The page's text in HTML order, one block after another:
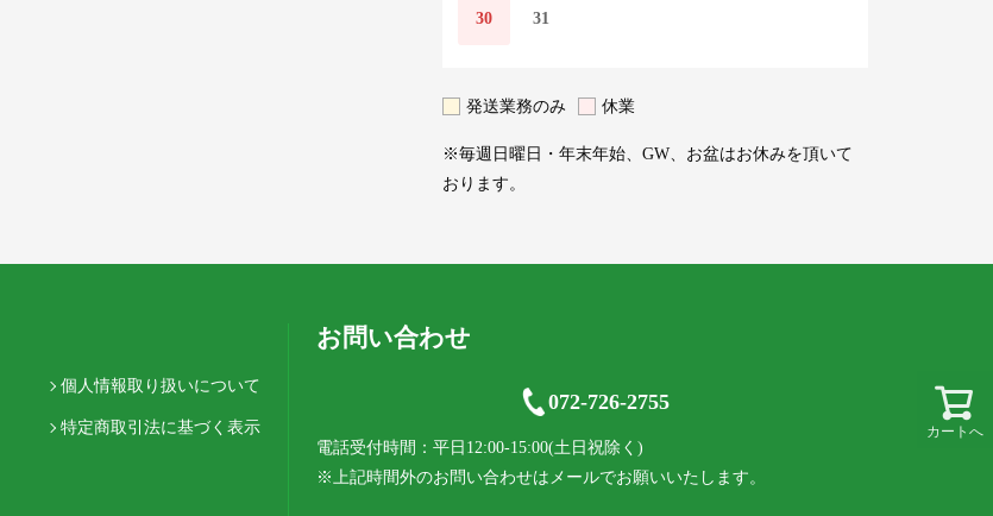
カートへ
30 31
発送業務のみ 休業
※毎週日曜日・年末年始、GW、お盆はお休みを頂いて
おります。
個人情報取り扱いについて
特定商取引法に基づく表示
お問い合わせ
072-726-2755
電話受付時間：平日12:00-15:00(土日祝除く)
※上記時間外のお問い合わせはメールでお願いいたします。